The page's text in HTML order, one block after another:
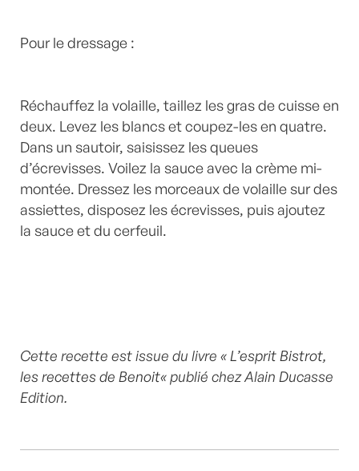
Pour le dressage :
Réchauffez la volaille, taillez les gras de cuisse en
deux. Levez les blancs et coupez-les en quatre.
Dans un sautoir, saisissez les queues
d’écrevisses. Voilez la sauce avec la crème mi-
montée. Dressez les morceaux de volaille sur des
assiettes, disposez les écrevisses, puis ajoutez
la sauce et du cerfeuil.
Cette recette est issue du livre « L’esprit Bistrot,
les recettes de Benoit«publié chez Alain Ducasse
Edition.